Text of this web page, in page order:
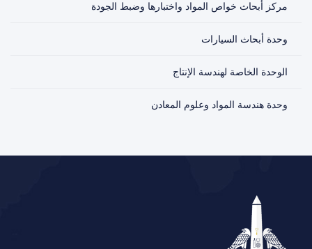
مركز أبحاث خواص المواد واختبارها وضبط الجودة
وحدة أبحاث السيارات
الوحدة الخاصة لهندسة الإنتاج
وحدة هندسة المواد وعلوم المعادن